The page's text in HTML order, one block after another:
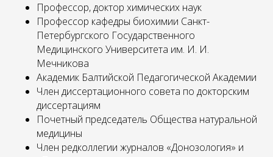
Профессор, доктор химических наук
Профессор кафедры биохимии Санкт-
Петербургского Государственного
Медицинского Университета им. И. И.
Мечникова
Академик Балтийской Педагогической Академии
Член диссертационного совета по докторским
диссертациям
Почетный председатель Общества натуральной
медицины
Член редколлегии журналов «Донозология» и